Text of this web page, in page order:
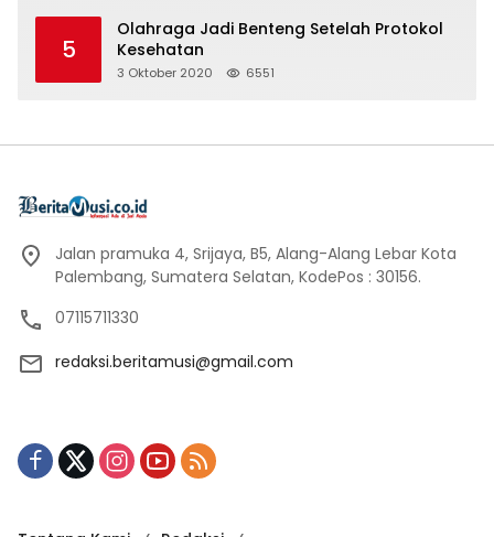
5
Olahraga Jadi Benteng Setelah Protokol
Kesehatan
3 Oktober 2020 6551
Jalan pramuka 4, Srijaya, B5, Alang-Alang Lebar Kota
Palembang, Sumatera Selatan, KodePos : 30156.
07115711330
redaksi.beritamusi@gmail.com